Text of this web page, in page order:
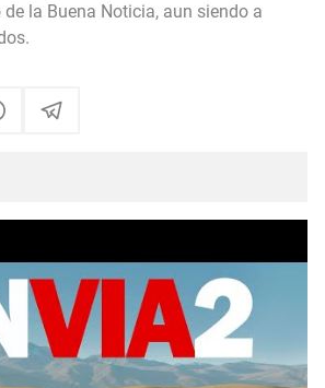
la Buena Noticia, aun siendo a